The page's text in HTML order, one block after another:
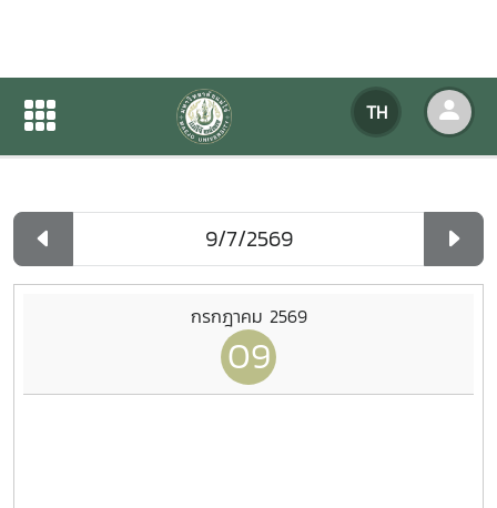
TH
ปฏิทินกิจกรรมของหน่วยงาน
ปฏิทินกิจกรรมของหน่วยงาน
กรกฎาคม 2569
09